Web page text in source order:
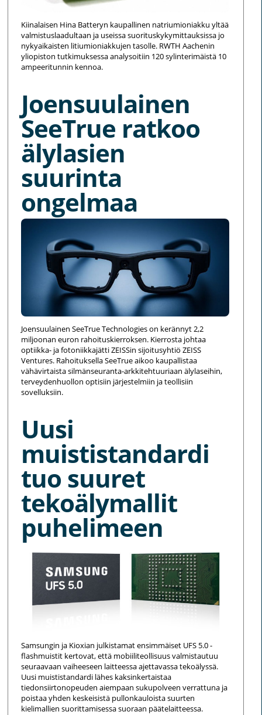
Kiinalaisen Hina Batteryn kaupallinen natriumioniakku yltää
valmistuslaadultaan ja useissa suorituskykymittauksissa jo
nykyaikaisten litiumioniakkujen tasolle. RWTH Aachenin
yliopiston tutkimuksessa analysoitiin 120 sylinterimäistä 10
ampeeritunnin kennoa.
Joensuulainen
SeeTrue ratkoo
älylasien
suurinta
ongelmaa
Joensuulainen SeeTrue Technologies on kerännyt 2,2
miljoonan euron rahoituskierroksen. Kierrosta johtaa
optiikka- ja fotoniikkajätti ZEISSin sijoitusyhtiö ZEISS
Ventures. Rahoituksella SeeTrue aikoo kaupallistaa
vähävirtaista silmänseuranta-arkkitehtuuriaan älylaseihin,
terveydenhuollon optisiin järjestelmiin ja teollisiin
sovelluksiin.
Uusi
muististandardi
tuo suuret
tekoälymallit
puhelimeen
Samsungin ja Kioxian julkistamat ensimmäiset UFS 5.0 -
flashmuistit kertovat, että mobiiliteollisuus valmistautuu
seuraavaan vaiheeseen laitteessa ajettavassa tekoälyssä.
Uusi muististandardi lähes kaksinkertaistaa
tiedonsiirtonopeuden aiempaan sukupolveen verrattuna ja
poistaa yhden keskeisistä pullonkauloista suurten
kielimallien suorittamisessa suoraan päätelaitteessa.